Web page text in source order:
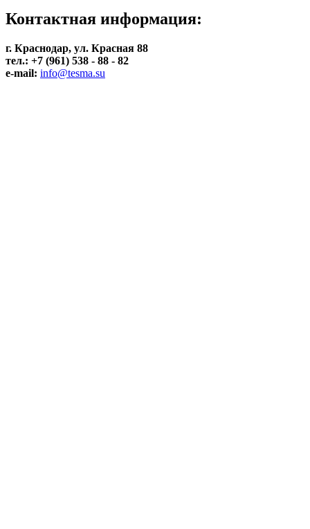
Контактная информация:
г. Краснодар, ул. Красная 88
тел.: +7 (961) 538 - 88 - 82
e-mail: info@tesma.su